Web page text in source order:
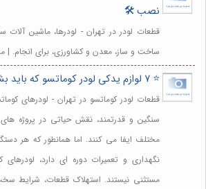
نصب 🛠️
قطعات لودر در تهران - لودرها، ماشین
ساخت و ساز، معدن و کشاورزی، برای انجام. |
⭐️ 7 لوازم یدکی لودر کوماتسو که باید بشناسید 🚜
قطعات لودر کوماتسو در تهران - لودرهای
سنگین و قدرتمند، نقش حیاتی در پروژه
مختلف ایفا می کنند. اما همانطور که هر
نگهداری و تعمیرات دوره ای دارد، لودرهای
مستثنی نیستند. استهلاک قطعات، شرایط